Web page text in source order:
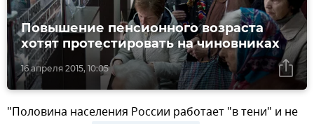
16 апреля 2015, 10:05
Повышение пенсионного возраста
хотят протестировать на чиновниках
"Половина населения России работает "в тени" и не